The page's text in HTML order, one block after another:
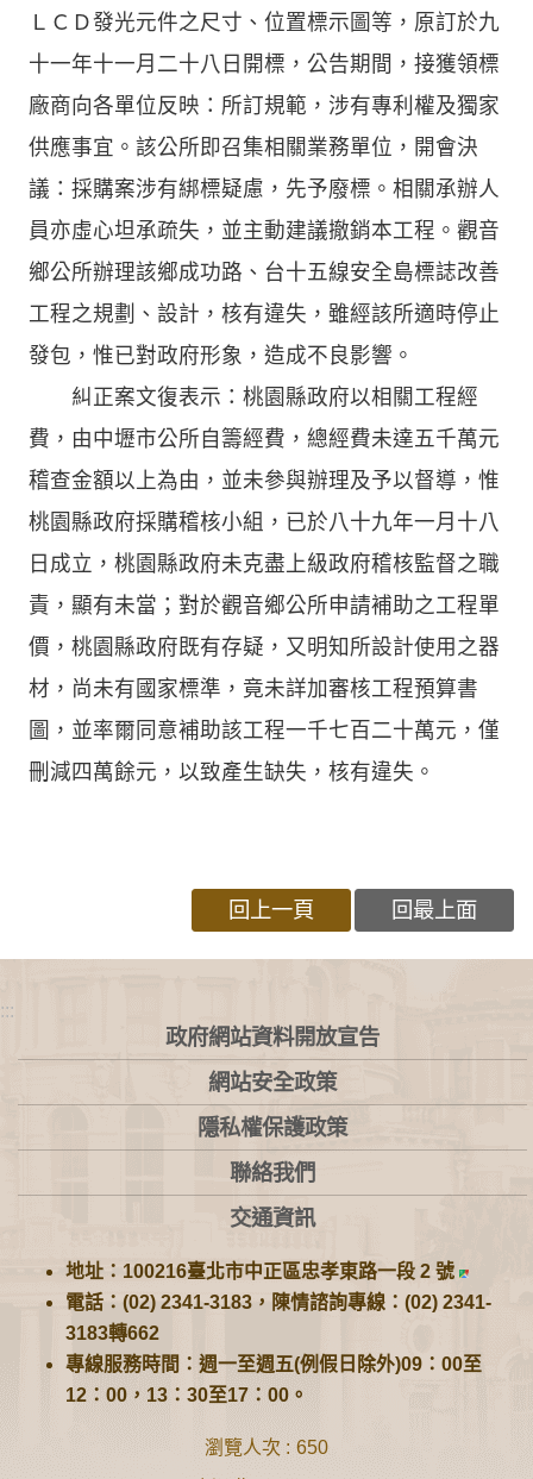
ＬＣＤ發光元件之尺寸、位置標示圖等，原訂於九
十一年十一月二十八日開標，公告期間，接獲領標
廠商向各單位反映：所訂規範，涉有專利權及獨家
供應事宜。該公所即召集相關業務單位，開會決
議：採購案涉有綁標疑慮，先予廢標。相關承辦人
員亦虛心坦承疏失，並主動建議撤銷本工程。觀音
鄉公所辦理該鄉成功路、台十五線安全島標誌改善
工程之規劃、設計，核有違失，雖經該所適時停止
發包，惟已對政府形象，造成不良影響。
糾正案文復表示：桃園縣政府以相關工程經
費，由中壢市公所自籌經費，總經費未達五千萬元
稽查金額以上為由，並未參與辦理及予以督導，惟
桃園縣政府採購稽核小組，已於八十九年一月十八
日成立，桃園縣政府未克盡上級政府稽核監督之職
責，顯有未當；對於觀音鄉公所申請補助之工程單
價，桃園縣政府既有存疑，又明知所設計使用之器
材，尚未有國家標準，竟未詳加審核工程預算書
圖，並率爾同意補助該工程一千七百二十萬元，僅
刪減四萬餘元，以致產生缺失，核有違失。
回上一頁 回最上面
:::
政府網站資料開放宣告
網站安全政策
隱私權保護政策
聯絡我們
交通資訊
地址：100216臺北市中正區忠孝東路一段 2 號
電話：(02) 2341-3183，陳情諮詢專線：(02) 2341-
3183轉662
專線服務時間：週一至週五(例假日除外)09：00至
12：00，13：30至17：00。
瀏覽人次
650